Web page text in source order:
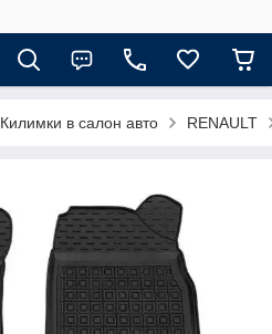
Килимки в салон авто RENAULT